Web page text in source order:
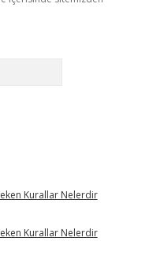
Kurallar Nelerdir
Kurallar Nelerdir